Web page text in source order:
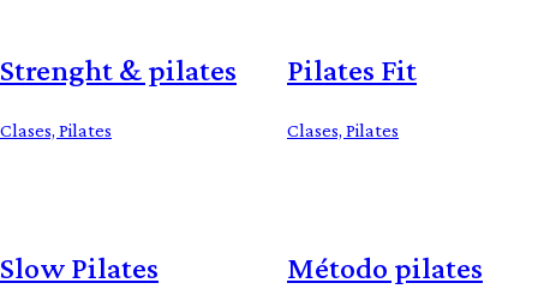
Strenght & pilates
Clases, Pilates
Pilates Fit
Clases, Pilates
Slow Pilates Método pilates